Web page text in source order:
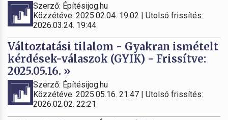
Szerző: Építésijog.hu
Közzétéve: 2025.02.04. 19:02 | Utolsó frissítés:
2026.03.24. 19:44
Változtatási tilalom - Gyakran ismételt
kérdések-válaszok (GYIK) - Frissítve:
2025.05.16. »
Szerző: Építésijog.hu
Közzétéve: 2025.05.16. 21:47 | Utolsó frissítés:
2026.02.02. 22:21